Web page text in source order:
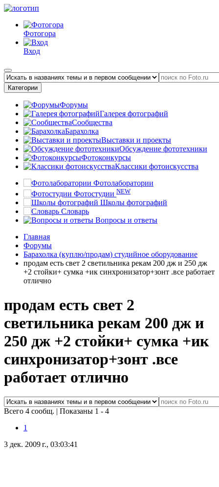
Фотогора
Вход
Категории
Форумы
Галерея фотографий
Сообщества
Барахолка
Выставки и проекты
Обсуждение фототехники
Фотоконкурсы
Классики фотоискусства
Фотолаборатории
Фотостудии NEW
Школы фотографий
Словарь
Вопросы и ответы
Главная
Форумы
Барахолка (куплю/продам) студийное оборудование
продам есть свет 2 светильника рекам 200 дж и 250 дж
+2 стойки+ сумка +ик синхронизатор+зонт .все работает
отлично
продам есть свет 2
светильника рекам 200 дж и
250 дж +2 стойки+ сумка +ик
синхронизатор+зонт .все
работает отлично
Всего 4 сообщ. | Показаны 1 - 4
1
3 дек. 2009 г., 03:03:41